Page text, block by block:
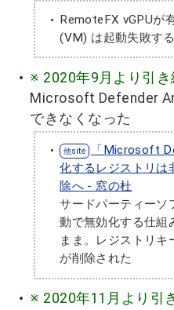
RemoteFX vGPUが
(VM) は起動失敗する
※ 2020年9月より引き
Microsoft Defender
できなくなった
「Microsoft
化するレジストリは
除へ - 窓の杜
サードパーティーソ
動で無効化する仕組
まま。レジストリキ
が削除された
※ 2020年11月より引